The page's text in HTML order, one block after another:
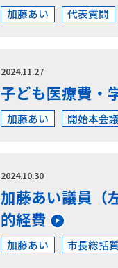
加藤あい 代表質問
2024.11.27
子ども医療費・
加藤あい 開始本会
2024.10.30
加藤あい議員（
的経費
加藤あい 市長総括